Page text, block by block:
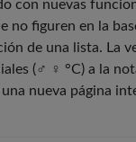
con nuevas
no figuren en la
de una lista. La
(♂ ♀ °C) a la
nueva página